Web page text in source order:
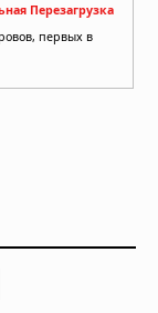
Перезагрузка
первых в